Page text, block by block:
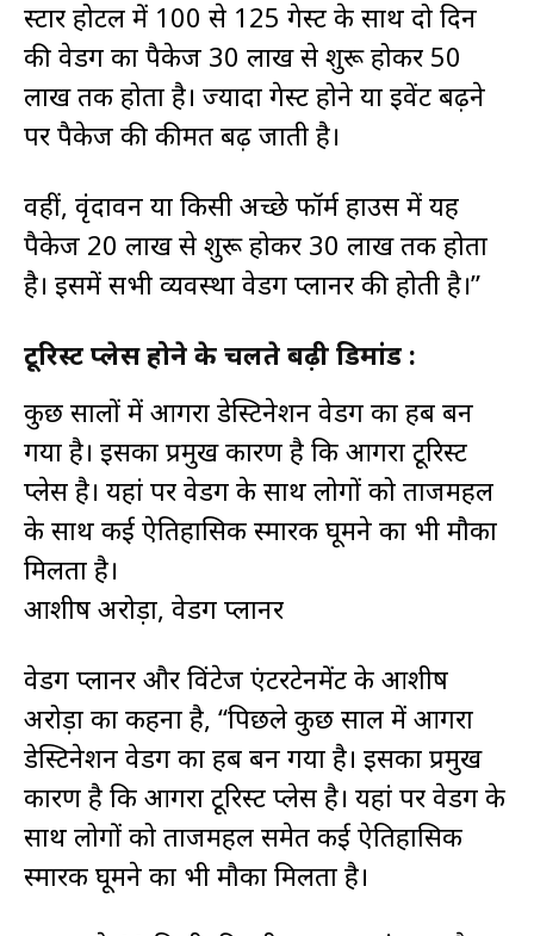
स्टार होटल में 100 से 125 गेस्ट के साथ दो दिन
की वेडिंग का पैकेज 30 लाख से शुरू होकर 50
लाख तक होता है। ज्यादा गेस्ट होने या इवेंट बढ़ने
पर पैकेज की कीमत बढ़ जाती है।
वहीं, वृंदावन या किसी अच्छे फॉर्म हाउस में यह
पैकेज 20 लाख से शुरू होकर 30 लाख तक होता
है। इसमें सभी व्यवस्था वेडिंग प्लानर की होती है।”
टूरिस्ट प्लेस होने के चलते बढ़ी डिमांड :
कुछ सालों में आगरा डेस्टिनेशन वेडिंग का हब बन
गया है। इसका प्रमुख कारण है कि आगरा टूरिस्ट
प्लेस है। यहां पर वेडिंग के साथ लोगों को ताजमहल
के साथ कई ऐतिहासिक स्मारक घूमने का भी मौका
मिलता है।
आशीष अरोड़ा, वेडिंग प्लानर
वेडिंग प्लानर और विंटेज एंटरटेनमेंट के आशीष
अरोड़ा का कहना है, “पिछले कुछ साल में आगरा
डेस्टिनेशन वेडिंग का हब बन गया है। इसका प्रमुख
कारण है कि आगरा टूरिस्ट प्लेस है। यहां पर वेडिंग के
साथ लोगों को ताजमहल समेत कई ऐतिहासिक
स्मारक घूमने का भी मौका मिलता है।